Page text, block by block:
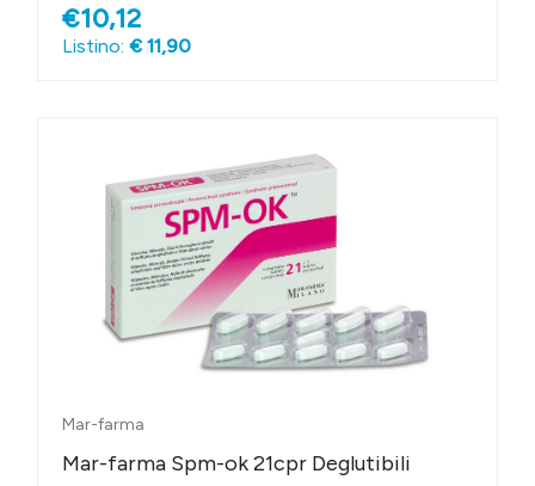
€10,12
Listino: € 11,90
Mar-farma
Mar-farma Spm-ok 21cpr Deglutibili